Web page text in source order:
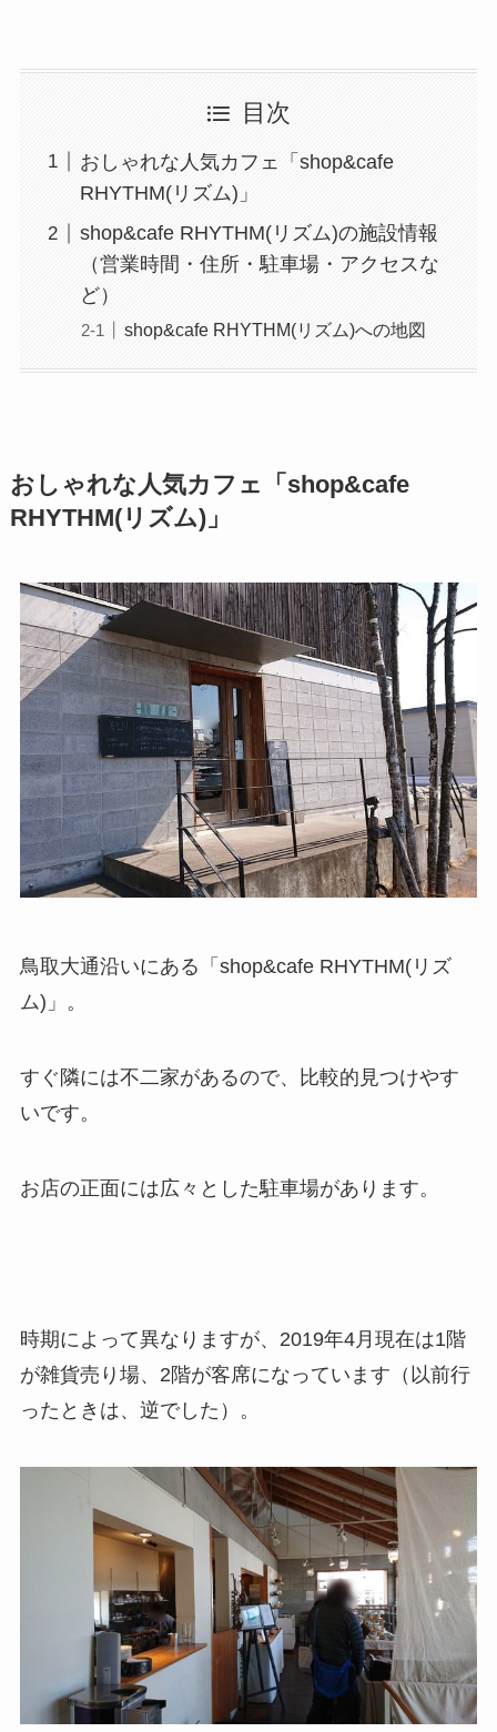
目次
おしゃれな人気カフェ「shop&cafe
RHYTHM(リズム)」
shop&cafe RHYTHM(リズム)の施設情報
（営業時間・住所・駐車場・アクセスな
ど）
shop&cafe RHYTHM(リズム)への地図
おしゃれな人気カフェ「shop&cafe
RHYTHM(リズム)」
鳥取大通沿いにある「shop&cafe RHYTHM(リズ
ム)」。
すぐ隣には不二家があるので、比較的見つけやす
いです。
お店の正面には広々とした駐車場があります。
時期によって異なりますが、2019年4月現在は1階
が雑貨売り場、2階が客席になっています（以前行
ったときは、逆でした）。